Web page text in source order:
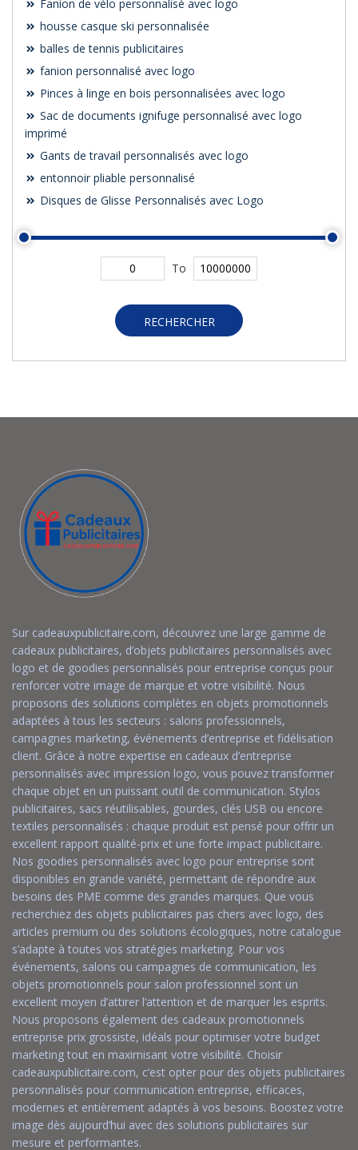
Fanion de vélo personnalisé avec logo
housse casque ski personnalisée
balles de tennis publicitaires
fanion personnalisé avec logo
Pinces à linge en bois personnalisées avec logo
Sac de documents ignifuge personnalisé avec logo
imprimé
Gants de travail personnalisés avec logo
entonnoir pliable personnalisé
Disques de Glisse Personnalisés avec Logo
To
RECHERCHER
Sur cadeauxpublicitaire.com, découvrez une large gamme de
cadeaux publicitaires, d’objets publicitaires personnalisés avec
logo et de goodies personnalisés pour entreprise conçus pour
renforcer votre image de marque et votre visibilité. Nous
proposons des solutions complètes en objets promotionnels
adaptées à tous les secteurs : salons professionnels,
campagnes marketing, événements d’entreprise et fidélisation
client. Grâce à notre expertise en cadeaux d’entreprise
personnalisés avec impression logo, vous pouvez transformer
chaque objet en un puissant outil de communication. Stylos
publicitaires, sacs réutilisables, gourdes, clés USB ou encore
textiles personnalisés : chaque produit est pensé pour offrir un
excellent rapport qualité-prix et une forte impact publicitaire.
Nos goodies personnalisés avec logo pour entreprise sont
disponibles en grande variété, permettant de répondre aux
besoins des PME comme des grandes marques. Que vous
recherchiez des objets publicitaires pas chers avec logo, des
articles premium ou des solutions écologiques, notre catalogue
s’adapte à toutes vos stratégies marketing. Pour vos
événements, salons ou campagnes de communication, les
objets promotionnels pour salon professionnel sont un
excellent moyen d’attirer l’attention et de marquer les esprits.
Nous proposons également des cadeaux promotionnels
entreprise prix grossiste, idéals pour optimiser votre budget
marketing tout en maximisant votre visibilité. Choisir
cadeauxpublicitaire.com, c’est opter pour des objets publicitaires
personnalisés pour communication entreprise, efficaces,
modernes et entièrement adaptés à vos besoins. Boostez votre
image dès aujourd’hui avec des solutions publicitaires sur
mesure et performantes.